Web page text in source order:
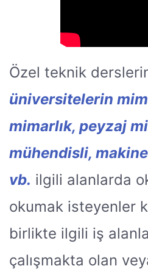
Özel teknik
üniversitelerin
mimarlık, peyzaj
mühendisli,
vb. ilgili alanlarda
okumak isteyenler
birlikte ilgili iş
çalışmakta olan